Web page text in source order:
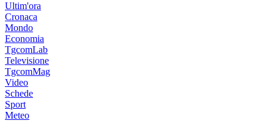
Ultim'ora
Cronaca
Mondo
Economia
TgcomLab
Televisione
TgcomMag
Video
Schede
Sport
Meteo